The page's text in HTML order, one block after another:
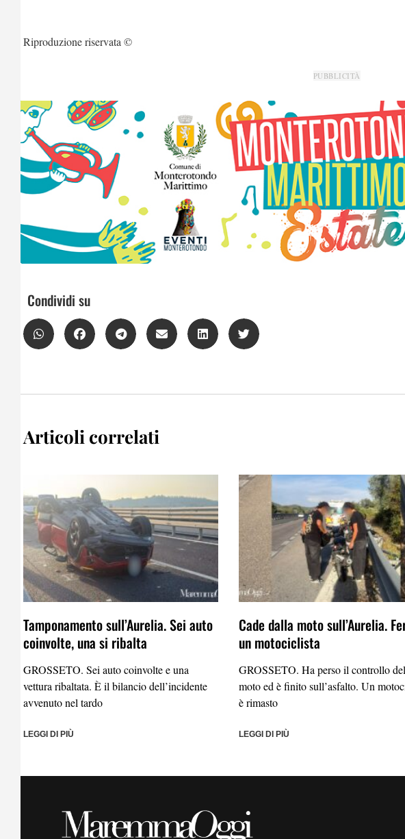
Riproduzione riservata ©
PUBBLICITÀ
Condividi su
Articoli correlati
Tamponamento sull’Aurelia. Sei auto
coinvolte, una si ribalta
GROSSETO. Sei auto coinvolte e una
vettura ribaltata. È il bilancio dell’incidente
avvenuto nel tardo
LEGGI DI PIÙ
Cade dalla moto sull’Aurelia.
un motociclista
GROSSETO. Ha perso il controllo
moto ed è finito sull’asfalto. Un
è rimasto
LEGGI DI PIÙ